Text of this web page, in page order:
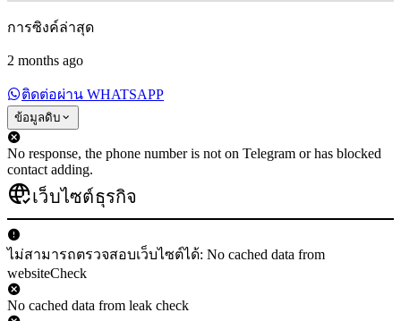
การซิงค์ล่าสุด
2 months ago
ติดต่อผ่าน WHATSAPP
ข้อมูลดิบ
No response, the phone number is not on Telegram or has blocked
contact adding.
เว็บไซต์ธุรกิจ
ไม่สามารถตรวจสอบเว็บไซต์ได้: No cached data from
websiteCheck
No cached data from leak check